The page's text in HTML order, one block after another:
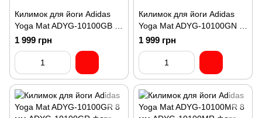
Килимок для йоги Adidas
Yoga Mat ADYG-10100GB 8
мм
1 999 грн
Килимок для йоги Adidas
Yoga Mat ADYG-10100GN 8
мм
1 999 грн